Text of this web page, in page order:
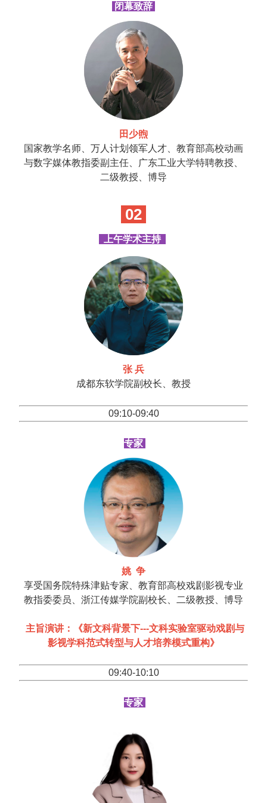
闭幕致辞
田少煦
国家教学名师、万人计划领军人才、教育部高校动画
与数字媒体教指委副主任、广东工业大学特聘教授、
二级教授、博导
02
上午学术主持
张 兵
成都东软学院副校长、教授
09:10-09:40
专家
姚 争
享受国务院特殊津贴专家、教育部高校戏剧影视专业
教指委委员、浙江传媒学院副校长、二级教授、博导
主旨演讲：《新文科背景下---文科实验室驱动戏剧与
影视学科范式转型与人才培养模式重构》
09:40-10:10
专家